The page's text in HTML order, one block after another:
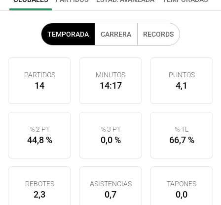
TEMPORADA CARRERA RECORDS
PARTIDOS
14
MINUTOS
14:17
PUNTOS
4,1
% 2 PT
44,8 %
% 3 PT
0,0 %
% TL
66,7 %
REBOTES
2,3
ASISTENCIAS
0,7
TAPONES
0,0